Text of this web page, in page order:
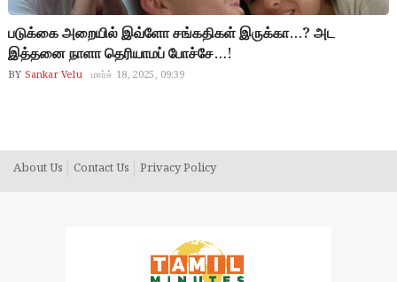
படுக்கை அறையில் இவ்ளோ சங்கதிகள் இருக்கா…? அட
இத்தனை நாளா தெரியாமப் போச்சே…!
BY Sankar Velu மார்ச் 18, 2025, 09:39
About Us Contact Us Privacy Policy